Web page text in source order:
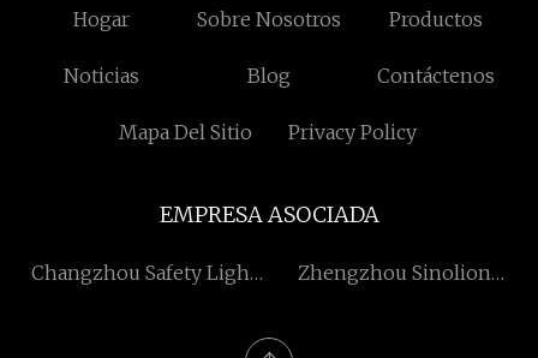
Hogar Sobre Nosotros Productos
Noticias Blog Contáctenos
Mapa Del Sitio Privacy Policy
EMPRESA ASOCIADA
Changzhou Safety Light
Zhengzhou Sinolion